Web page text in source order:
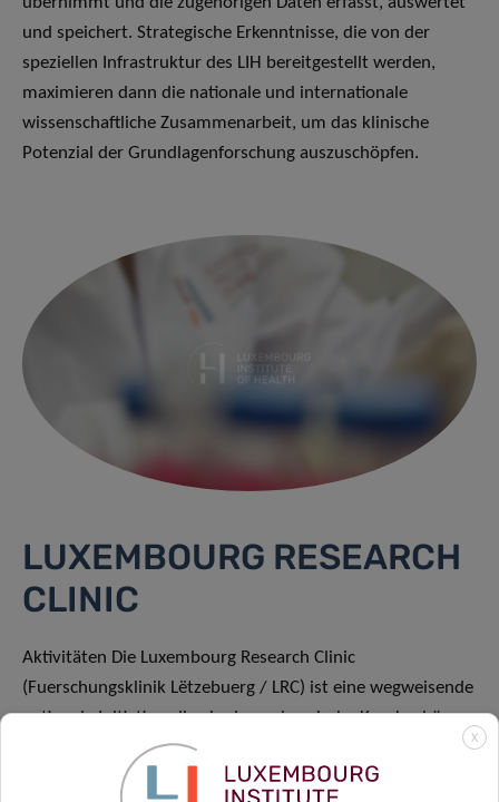
und speichert. Strategische Erkenntnisse, die von der
speziellen Infrastruktur des LIH bereitgestellt werden,
maximieren dann die nationale und internationale
wissenschaftliche Zusammenarbeit, um das klinische
Potenzial der Grundlagenforschung auszuschöpfen.
LUXEMBOURG RESEARCH
CLINIC
Aktivitäten Die Luxembourg Research Clinic
(Fuerschungsklinik Lëtzebuerg / LRC) ist eine wegweisende
nationale Initiative, die vier luxemburgische Krankenhäuser
(CHL, CHEM, HRS, CHdN), die Universität Luxemburg
(UniLu) sowie das Luxembourg Institute of Health (LIH)
X